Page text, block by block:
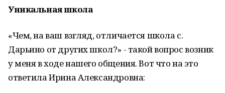
Уникальная школа
«Чем, на ваш взгляд, отличается школа с.
Дарьино от других школ?» - такой вопрос возник
у меня в ходе нашего общения. Вот что на это
ответила Ирина Александровна: